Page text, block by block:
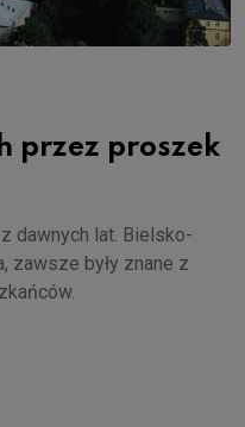
przez proszek
dawnych lat. Bielsko-
zawsze były znane z